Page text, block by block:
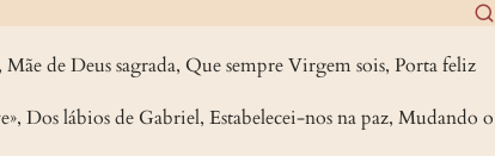
de Deus sagrada, Que sempre Virgem sois, Porta feliz
Dos lábios de Gabriel, Estabelecei-nos na paz, Mudando o